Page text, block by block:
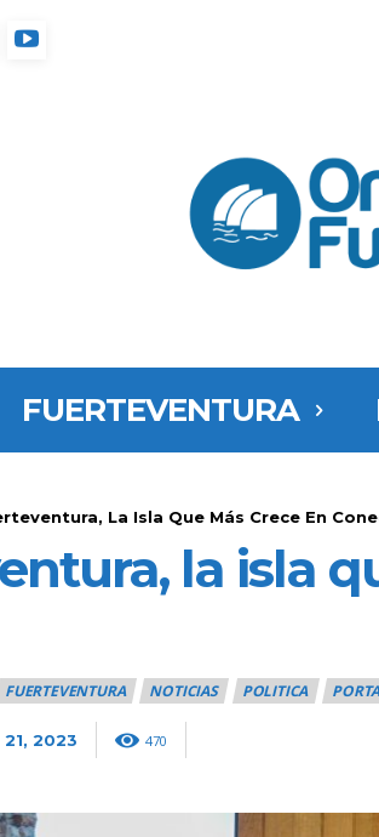
FUERTEVENTURA
La Isla Que Más Crece En
la isla
FUERTEVENTURA NOTICIAS POLITICA
21, 2023 470